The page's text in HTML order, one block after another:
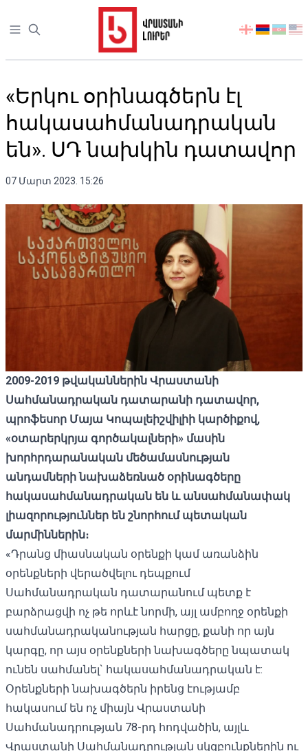
Open sidebar
აირჩიეთ
«Երկու օրինագծերն էլ
հակասահմանադրական
են». ՍԴ նախկին դատավոր
07 Մարտ 2023. 15:26
2009-2019 թվականներին Վրաստանի
Սահմանադրական դատարանի դատավոր,
պրոֆեսոր Մայա Կոպալեիշվիլիի կարծիքով,
«օտարերկրյա գործակալների» մասին
խորհրդարանական մեծամասնության
անդամներինախաձեռնած օրինագծերը
հակասահմանադրական են և անսահմանափակ
լիազորություններ են շնորհում պետական ​​
մարմիններին։
«Դրանց միասնական օրենքի կամ առանձին
օրենքների վերածվելու դեպքում
Սահմանադրական դատարանում պետք է
բարձրացվի ոչ թե որևէ նորմի, այլ ամբողջ օրենքի
սահմանադրականության հարցը, քանի որ այն
կարգը, որ այս օրենքների նախագծերը նպատակ
ունեն սահմանել` հակասահմանադրական է:
Օրենքների նախագծերն իրենց էությամբ
հակասում են ոչ միայն Վրաստանի
Սահմանադրության 78-րդ հոդվածին, այլև
Վրաստանի Սահմանադրության սկզբունքներին ու